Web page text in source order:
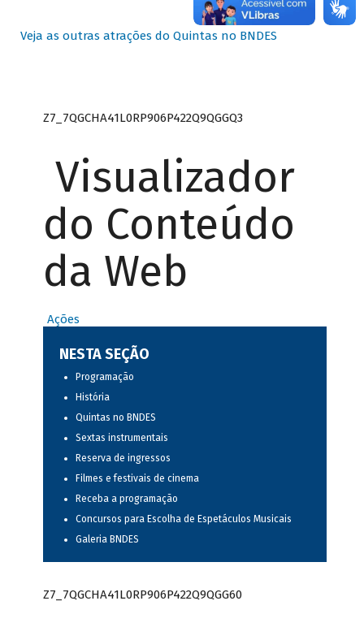
Veja as outras atrações do Quintas no BNDES
Z7_7QGCHA41L0RP906P422Q9QGGQ3
Visualizador
do Conteúdo
da Web
Ações
NESTA SEÇÃO
Programação
História
Quintas no BNDES
Sextas instrumentais
Reserva de ingressos
Filmes e festivais de cinema
Receba a programação
Concursos para Escolha de Espetáculos Musicais
Galeria BNDES
Z7_7QGCHA41L0RP906P422Q9QGG60